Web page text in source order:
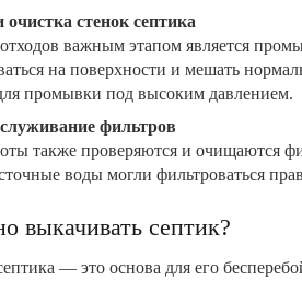
стенок септика
важным этапом является
на поверхности и мешать
промывки под высоким давлением.
фильтров
также проверяются и очищаются
воды могли фильтроваться
выкачивать септик?
— это основа для его